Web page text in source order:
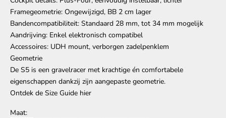
Framegeometrie: Ongewijzigd, BB 2 cm lager
Bandencompatibiliteit: Standaard 28 mm, tot 34 mm mogelijk
Aandrijving: Enkel elektronisch compatibel
Accessoires: UDH mount, verborgen zadelpenklem
Geometrie
De S5 is een gravelracer met krachtige én comfortabele
eigenschappen dankzij zijn aangepaste geometrie.
Ontdek de Size Guide hier
Maat: